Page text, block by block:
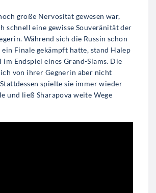
große Nervosität gewesen war,
schnell eine gewisse Souveränität der
Während sich die Russin schon
Finale gekämpft hatte, stand Halep
im Endspiel eines Grand-Slams. Die
von ihrer Gegnerin aber nicht
spielte sie immer wieder
und ließ Sharapova weite Wege